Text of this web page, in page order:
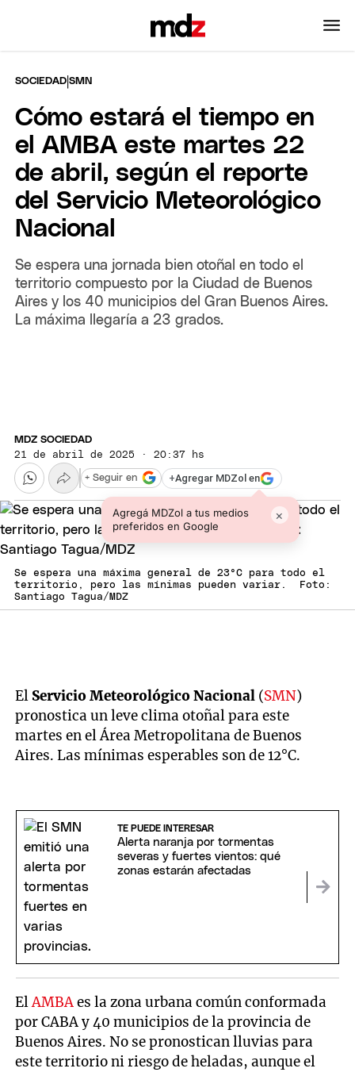
SOCIEDAD |SMN
Cómo estará el tiempo en
el AMBA este martes 22
de abril, según el reporte
del Servicio Meteorológico
Nacional
Se espera una jornada bien otoñal en todo el
territorio compuesto por la Ciudad de Buenos
Aires y los 40 municipios del Gran Buenos Aires.
La máxima llegaría a 23 grados.
MDZ SOCIEDAD
21 de abril de 2025 · 20:37 hs
+Agregar MDZol en
Agregá MDZol a tus medios
preferidos en Google
×
+ Seguir en
Se espera una máxima general de 23°C para todo el
territorio, pero las mínimas pueden variar. Foto:
Santiago Tagua/MDZ
El Servicio Meteorológico Nacional (SMN)
pronostica un leve clima otoñal para este
martes en el Área Metropolitana de Buenos
Aires. Las mínimas esperables son de 12°C.
TE PUEDE INTERESAR
Alerta naranja por tormentas
severas y fuertes vientos: qué
zonas estarán afectadas
ElAMBAes la zona urbana común conformada
por CABA y 40 municipios de la provincia de
Buenos Aires. No se pronostican lluvias para
este territorio ni riesgo de heladas, aunque el